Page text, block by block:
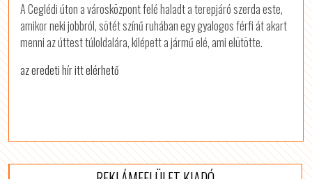
A Ceglédi úton a városközpont felé haladt a terepjáró szerda este,
amikor neki jobbról, sötét színű ruhában egy gyalogos férfi át akart
menni az úttest túloldalára, kilépett a jármű elé, ami elütötte.
az eredeti hír itt elérhető